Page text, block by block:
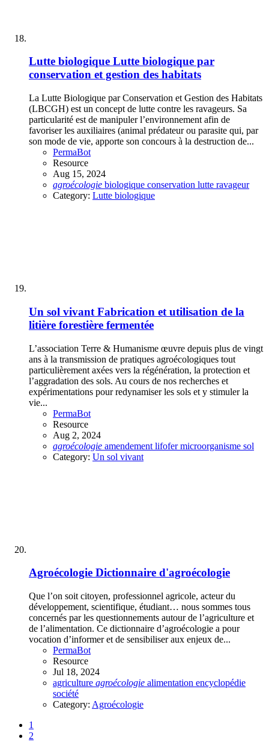
Lutte biologique Lutte biologique par
conservation et gestion des habitats
La Lutte Biologique par Conservation et Gestion des Habitats
(LBCGH) est un concept de lutte contre les ravageurs. Sa
particularité est de manipuler l’environnement afin de
favoriser les auxiliaires (animal prédateur ou parasite qui, par
son mode de vie, apporte son concours à la destruction de...
PermaBot
Resource
Aug 15, 2024
agroécologie biologique conservation lutte ravageur
Category: Lutte biologique
Un sol vivant Fabrication et utilisation de la
litière forestière fermentée
L’association Terre & Humanisme œuvre depuis plus de vingt
ans à la transmission de pratiques agroécologiques tout
particulièrement axées vers la régénération, la protection et
l’aggradation des sols. Au cours de nos recherches et
expérimentations pour redynamiser les sols et y stimuler la
vie...
PermaBot
Resource
Aug 2, 2024
agroécologie amendement lifofermicroorganisme sol
Category: Un sol vivant
Agroécologie Dictionnaire d'agroécologie
Que l’on soit citoyen, professionnel agricole, acteur du
développement, scientifique, étudiant… nous sommes tous
concernés par les questionnements autour de l’agriculture et
de l’alimentation. Ce dictionnaire d’agroécologie a pour
vocation d’informer et de sensibiliser aux enjeux de...
PermaBot
Resource
Jul 18, 2024
agriculture agroécologie alimentation encyclopédie
société
Category: Agroécologie
1
2